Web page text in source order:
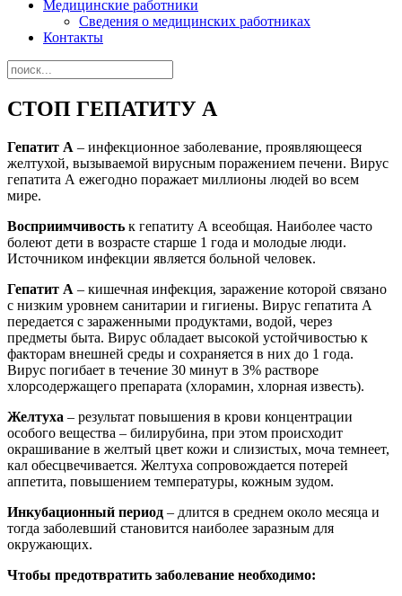
Медицинские работники
Сведения о медицинских работниках
Контакты
СТОП ГЕПАТИТУ А
Гепатит А – инфекционное заболевание, проявляющееся
желтухой, вызываемой вирусным поражением печени. Вирус
гепатита А ежегодно поражает миллионы людей во всем
мире.
Восприимчивость к гепатиту А всеобщая. Наиболее часто
болеют дети в возрасте старше 1 года и молодые люди.
Источником инфекции является больной человек.
Гепатит А – кишечная инфекция, заражение которой связано
с низким уровнем санитарии и гигиены. Вирус гепатита А
передается с зараженными продуктами, водой, через
предметы быта. Вирус обладает высокой устойчивостью к
факторам внешней среды и сохраняется в них до 1 года.
Вирус погибает в течение 30 минут в 3% растворе
хлорсодержащего препарата (хлорамин, хлорная известь).
Желтуха – результат повышения в крови концентрации
особого вещества – билирубина, при этом происходит
окрашивание в желтый цвет кожи и слизистых, моча темнеет,
кал обесцвечивается. Желтуха сопровождается потерей
аппетита, повышением температуры, кожным зудом.
Инкубационный период – длится в среднем около месяца и
тогда заболевший становится наиболее заразным для
окружающих.
Чтобы предотвратить заболевание необходимо: